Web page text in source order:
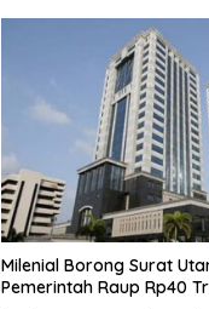
Milenial Borong Surat
Pemerintah Raup Rp40